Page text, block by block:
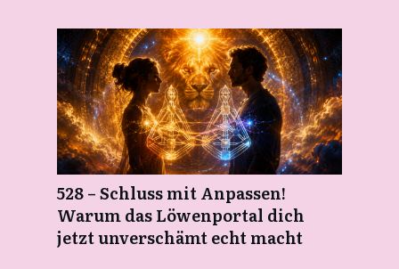
528 – Schluss mit Anpassen!
Warum das Löwenportal dich
jetzt unverschämt echt macht